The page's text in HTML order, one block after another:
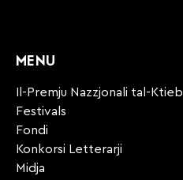
MENU
Il-Premju Nazzjonali tal-Ktieb
Festivals
Fondi
Konkorsi Letterarji
Midja